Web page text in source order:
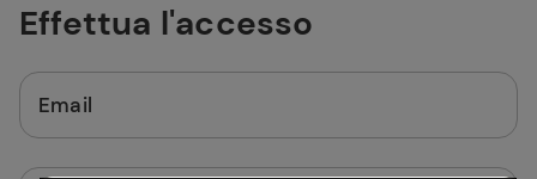
Effettua l'accesso
Email